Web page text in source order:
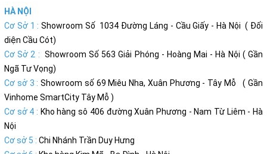
HÀ NỘI
Cơ Sở 1 : Showroom Số 1034 Đường Láng - Cầu Giấy - Hà Nội ( Đối
diện Cầu Cót)
Cơ Sở 2 : Showroom Số 563 Giải Phóng - Hoàng Mai - Hà Nội ( Gần
Ngã Tư Vọng)
Cơ sở 3 : Showroom số 69 Miêu Nha, Xuân Phương - Tây Mỗ ( Gần
Vinhome SmartCity Tây Mỗ )
Cơ sở 4 : Kho hàng sô 406 đường Xuân Phương - Nam Từ Liêm - Hà
Nội
Cơ sở 5 : Chi Nhánh Trần Duy Hưng